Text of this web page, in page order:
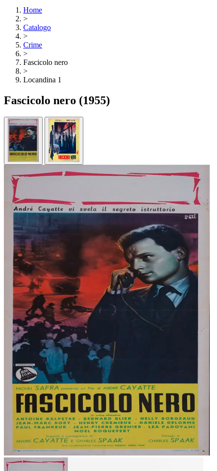
Home
>
Catalogo
>
Crime
>
Fascicolo nero
>
Locandina 1
Fascicolo nero (1955)